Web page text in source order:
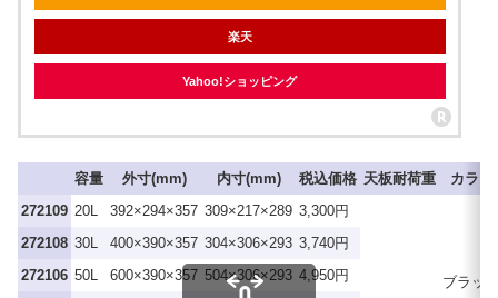
楽天
Yahoo!ショッピング
容量 外寸(mm) 内寸(mm) 税込価格 天板耐荷重
カラー
272109 20L 392×294×357 309×217×289 3,300円
ブラッ
272108 30L 400×390×357 304×306×293 3,740円
272106 50L 600×390×357 504×306×293 4,950円